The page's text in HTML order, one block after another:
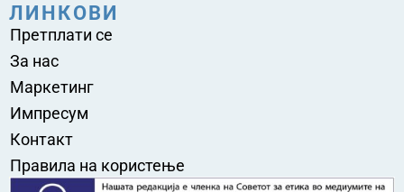
ЛИНКОВИ
Претплати се
За нас
Маркетинг
Импресум
Контакт
Правила на користење